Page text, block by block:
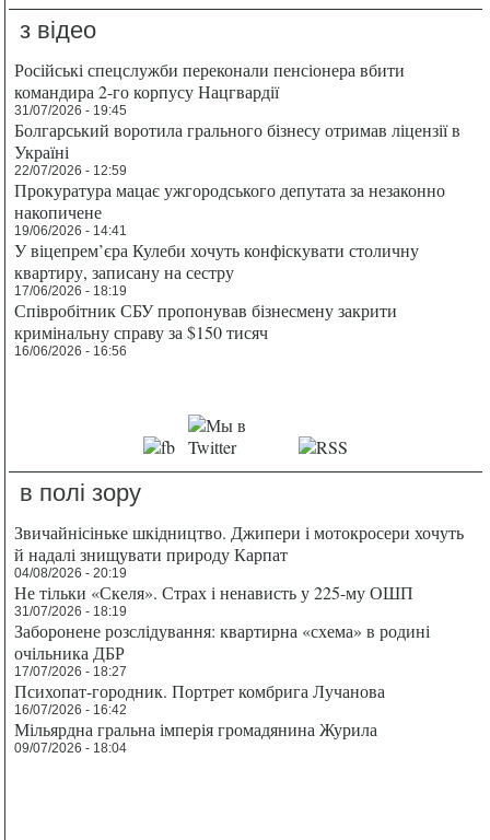
з відео
Російські спецслужби переконали пенсіонера вбити
командира 2-го корпусу Нацгвардії
31/07/2026 - 19:45
Болгарський воротила грального бізнесу отримав ліцензії в
Україні
22/07/2026 - 12:59
Прокуратура мацає ужгородського депутата за незаконно
накопичене
19/06/2026 - 14:41
У віцепрем’єра Кулеби хочуть конфіскувати столичну
квартиру, записану на сестру
17/06/2026 - 18:19
Співробітник СБУ пропонував бізнесмену закрити
кримінальну справу за $150 тисяч
16/06/2026 - 16:56
в полі зору
Звичайнісіньке шкідництво. Джипери і мотокросери хочуть
й надалі знищувати природу Карпат
04/08/2026 - 20:19
Не тільки «Скеля». Страх і ненависть у 225-му ОШП
31/07/2026 - 18:19
Заборонене розслідування: квартирна «схема» в родині
очільника ДБР
17/07/2026 - 18:27
Психопат-городник. Портрет комбрига Лучанова
16/07/2026 - 16:42
Мільярдна гральна імперія громадянина Журила
09/07/2026 - 18:04